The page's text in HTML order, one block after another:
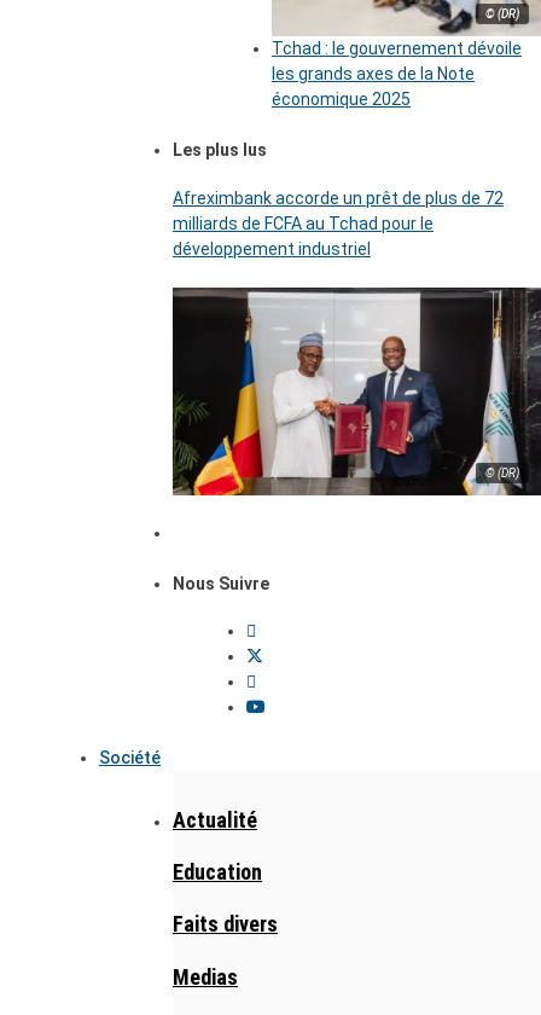
© (DR)
Tchad : le gouvernement dévoile
les grands axes de la Note
économique 2025
Les plus lus
Afreximbank accorde un prêt de plus de 72
milliards de FCFA au Tchad pour le
développement industriel
© (DR)
Nous Suivre
Société
Actualité
Education
Faits divers
Medias